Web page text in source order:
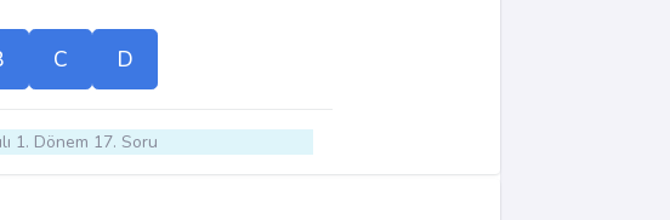
C D
1. Dönem 17. Soru